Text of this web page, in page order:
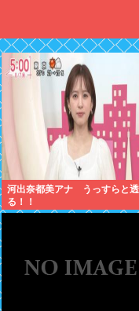
河出奈都美アナ うっすらと
る！！